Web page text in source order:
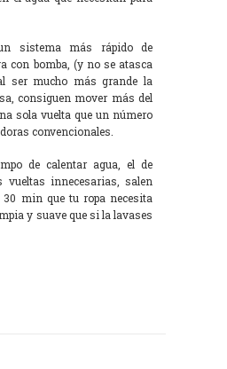
sistema más rápido de
con bomba, (y no se atasca
ser mucho más grande la
consiguen mover más del
sola vuelta que un número
convencionales.
de calentar agua, el de
vueltas innecesarias, salen
min que tu ropa necesita
y suave que si la lavases